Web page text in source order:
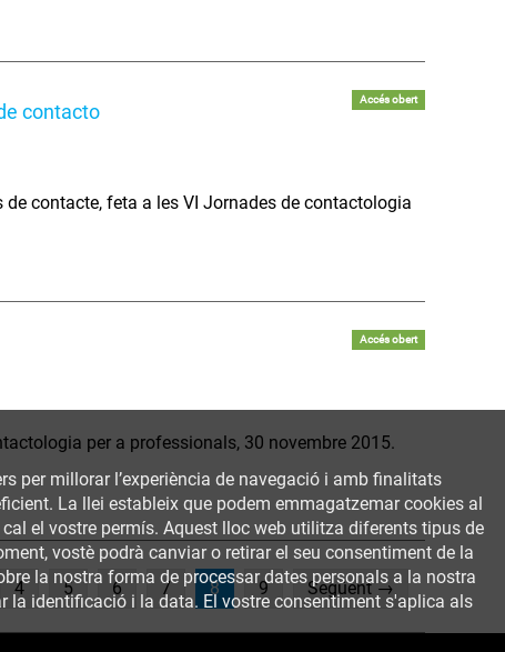
contacto
Accés obert
contacte, feta a les VI Jornades de contactologia
Accés obert
per a professionals, 30 novembre 2015.
4 5 6 7 8(current)
9 Següent →
per millorar l’experiència de navegació i amb finalitats
La llei estableix que podem emmagatzemar cookies al
el vostre permís. Aquest lloc web utilitza diferents tipus de
vostè podrà canviar o retirar el seu consentiment de la
la nostra forma de processar dates personals a la nostra
la identificació i la data. El vostre consentiment s'aplica als